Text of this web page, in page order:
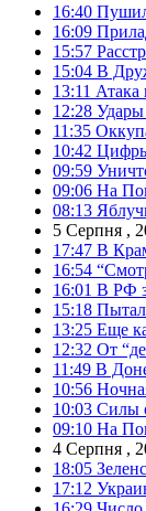
16:40
16:09
15:57
15:04 В
13:11 Атака
12:28 Удары
11:35
10:42 Цифры
09:59
09:06 На
08:13
5 Серпня ,
17:47 В
16:54
16:01 В РФ
15:18
13:25 Еще
12:32 От
11:49 В
10:56
10:03 Силы
09:10 На
4 Серпня ,
18:05
17:12